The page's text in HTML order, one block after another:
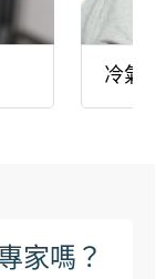
冷氣
家嗎？